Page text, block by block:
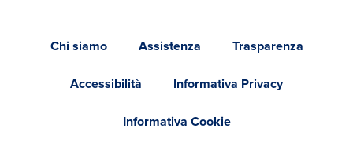
Chi siamo Assistenza Trasparenza
Accessibilità Informativa Privacy
Informativa Cookie